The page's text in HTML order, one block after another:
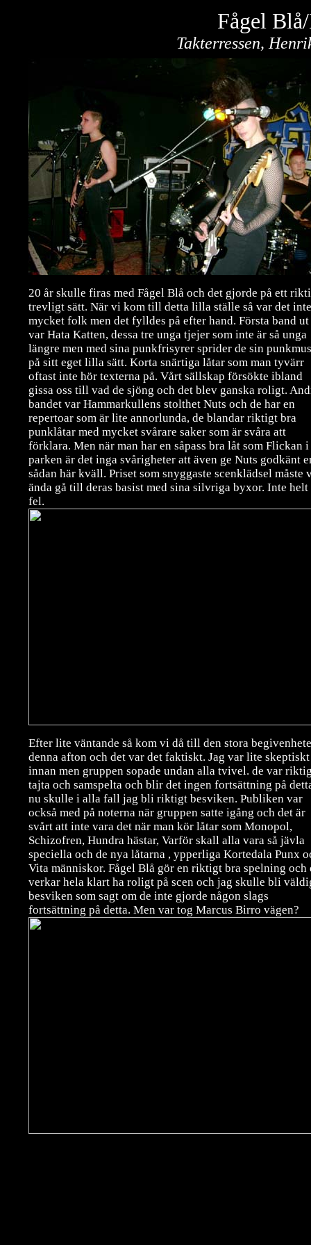
Fågel
Takterressen,
20 år skulle firas med Fågel Blå och det gjorde på ett
trevligt sätt. När vi kom till detta lilla ställe så var det
mycket folk men det fylldes på efter hand. Första band ut
var Hata Katten, dessa tre unga tjejer som inte är så unga
längre men med sina punkfrisyrer sprider de sin
på sitt eget lilla sätt. Korta snärtiga låtar som man tyvärr
oftast inte hör texterna på. Vårt sällskap försökte ibland
gissa oss till vad de sjöng och det blev ganska roligt.
bandet var Hammarkullens stolthet Nuts och de har en
repertoar som är lite annorlunda, de blandar riktigt bra
punklåtar med mycket svårare saker som är svåra att
förklara. Men när man har en såpass bra låt som Flickan i
parken är det inga svårigheter att även ge Nuts godkänt
sådan här kväll. Priset som snyggaste scenklädsel måste
ända gå till deras basist med sina silvriga byxor. Inte helt
fel.
Efter lite väntande så kom vi då till den stora
denna afton och det var det faktiskt. Jag var lite skeptiskt
innan men gruppen sopade undan alla tvivel. de var
tajta och samspelta och blir det ingen fortsättning på
nu skulle i alla fall jag bli riktigt besviken. Publiken var
också med på noterna när gruppen satte igång och det är
svårt att inte vara det när man kör låtar som Monopol,
Schizofren, Hundra hästar, Varför skall alla vara så jävla
speciella och de nya låtarna , ypperliga Kortedala Punx
Vita människor. Fågel Blå gör en riktigt bra spelning och
verkar hela klart ha roligt på scen och jag skulle bli
besviken som sagt om de inte gjorde någon slags
fortsättning på detta. Men var tog Marcus Birro vägen?